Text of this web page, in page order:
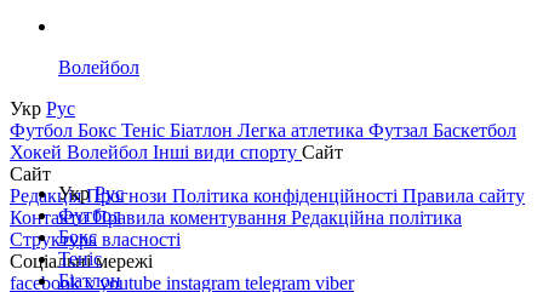
Волейбол
Укр Рус
Футбол Бокс Теніс Біатлон Легка атлетика Футзал Баскетбол
Хокей Волейбол Інші види спорту Сайт
Сайт
РедакціяПрогнози Політика конфіденційності Правила сайту
КонтактиПравила коментування Редакційна політика
Структура власності
Соціальні мережі
facebookxyoutube instagram telegram viber
УкрРус
Футбол
Бокс
Теніс
Біатлон